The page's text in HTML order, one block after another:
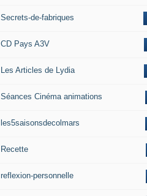
Secrets-de-fabriques
CD Pays A3V
Les Articles de Lydia
Séances Cinéma animations
les5saisonsdecolmars
Recette
reflexion-personnelle